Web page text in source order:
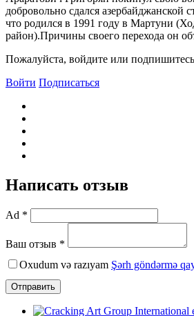
добровольно сдался азербайджанской
что родился в 1991 году в Мартуни
район).Причины своего перехода он
Пожалуйста, войдите или
Войти Подписаться
Написать отзыв
Ad *
Ваш отзыв *
Oxudum və razıyam Şərh göndərmə
Отправить